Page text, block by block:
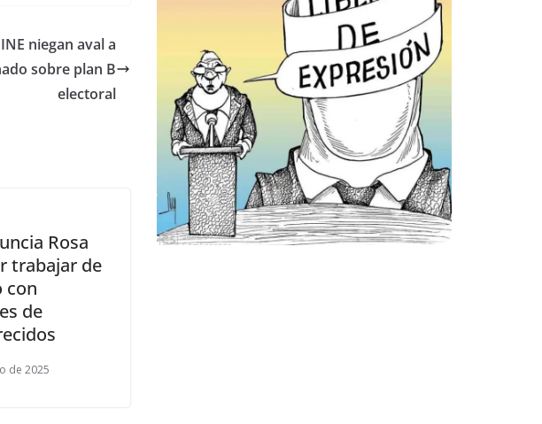
niegan aval a
sobre plan B
electoral
Rosa
trabajar de
con
de
de 2025